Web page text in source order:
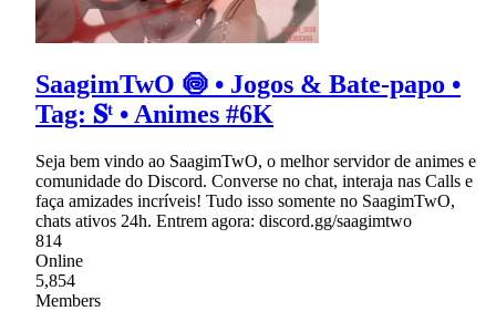
SaagimTwO 🍥 • Jogos & Bate-papo •
Tag: 𝐒ᵗ • Animes #6K
Seja bem vindo ao SaagimTwO, o melhor servidor de animes e
comunidade do Discord. Converse no chat, interaja nas Calls e
faça amizades incríveis! Tudo isso somente no SaagimTwO,
chats ativos 24h. Entrem agora: discord.gg/saagimtwo
814
Online
5,854
Members